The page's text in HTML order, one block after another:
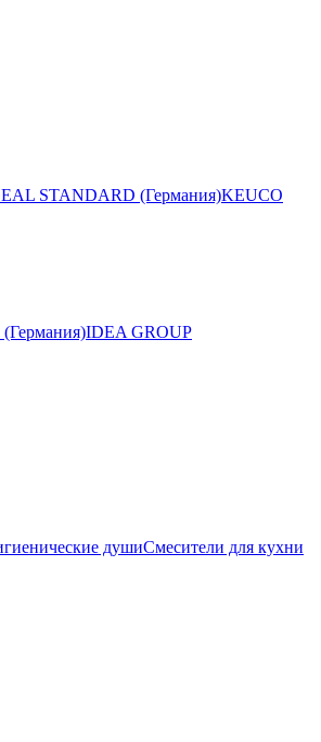
STANDARD (Германия)KEUCO
IDEA GROUP
душиСмесители для кухни